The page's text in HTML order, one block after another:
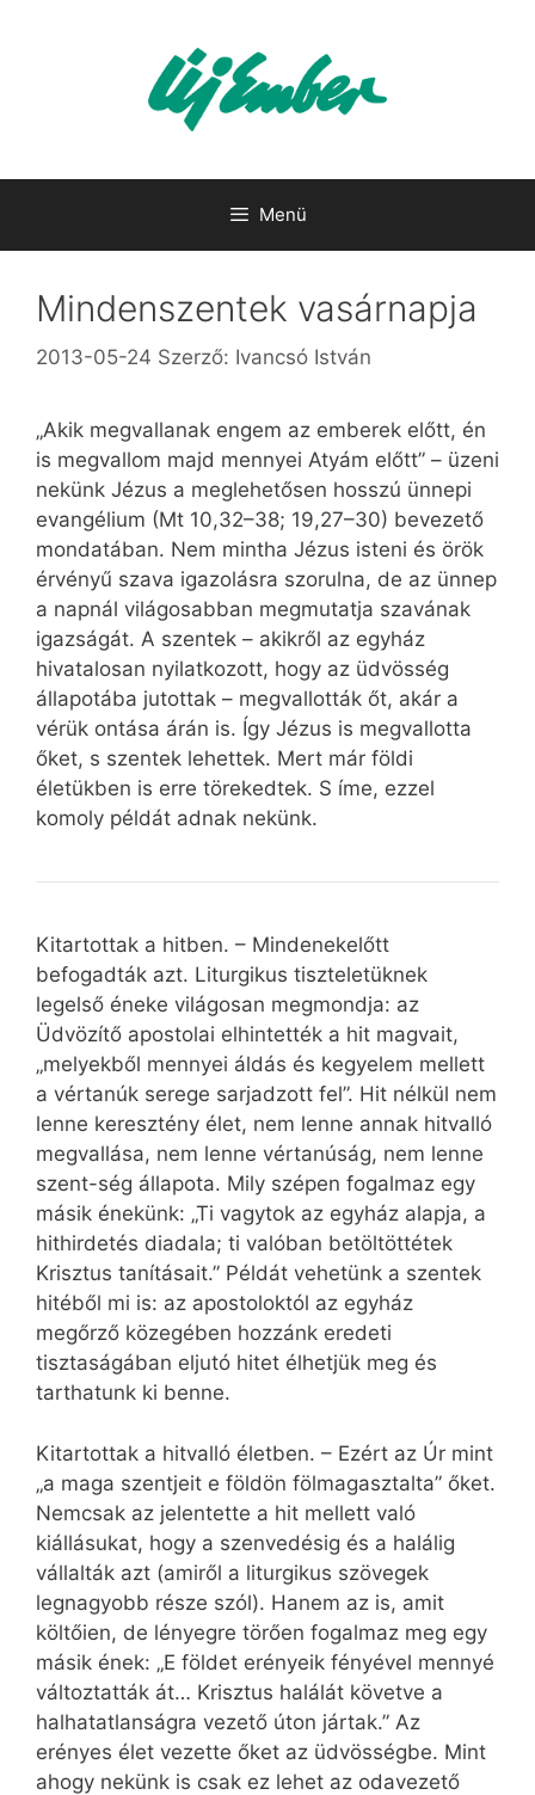
Menü
Mindenszentek vasárnapja
2013-05-24 Szerző: Ivancsó István
„Akik megvallanak engem az emberek előtt, én
is megvallom majd mennyei Atyám előtt” – üzeni
nekünk Jézus a meglehetősen hosszú ünnepi
evangélium (Mt 10,32–38; 19,27–30) bevezető
mondatában. Nem mintha Jézus isteni és örök
érvényű szava igazolásra szorulna, de az ünnep
a napnál világosabban megmutatja szavának
igazságát. A szentek – akikről az egyház
hivatalosan nyilatkozott, hogy az üdvösség
állapotába jutottak – megvallották őt, akár a
vérük ontása árán is. Így Jézus is megvallotta
őket, s szentek lehettek. Mert már földi
életükben is erre törekedtek. S íme, ezzel
komoly példát adnak nekünk.
Kitartottak a hitben. – Mindenekelőtt
befogadták azt. Liturgikus tiszteletüknek
legelső éneke világosan megmondja: az
Üdvözítő apostolai elhintették a hit magvait,
„melyekből mennyei áldás és kegyelem mellett
a vértanúk serege sarjadzott fel”. Hit nélkül nem
lenne keresztény élet, nem lenne annak hitvalló
megvallása, nem lenne vértanúság, nem lenne
szent-ség állapota. Mily szépen fogalmaz egy
másik énekünk: „Ti vagytok az egyház alapja, a
hithirdetés diadala; ti valóban betöltöttétek
Krisztus tanításait.” Példát vehetünk a szentek
hitéből mi is: az apostoloktól az egyház
megőrző közegében hozzánk eredeti
tisztaságában eljutó hitet élhetjük meg és
tarthatunk ki benne.
Kitartottak a hitvalló életben. – Ezért az Úr mint
„a maga szentjeit e földön fölmagasztalta” őket.
Nemcsak az jelentette a hit mellett való
kiállásukat, hogy a szenvedésig és a halálig
vállalták azt (amiről a liturgikus szövegek
legnagyobb része szól). Hanem az is, amit
költőien, de lényegre törően fogalmaz meg egy
másik ének: „E földet erényeik fényével mennyé
változtatták át… Krisztus halálát követve a
halhatatlanságra vezető úton jártak.” Az
erényes élet vezette őket az üdvösségbe. Mint
ahogy nekünk is csak ez lehet az odavezető